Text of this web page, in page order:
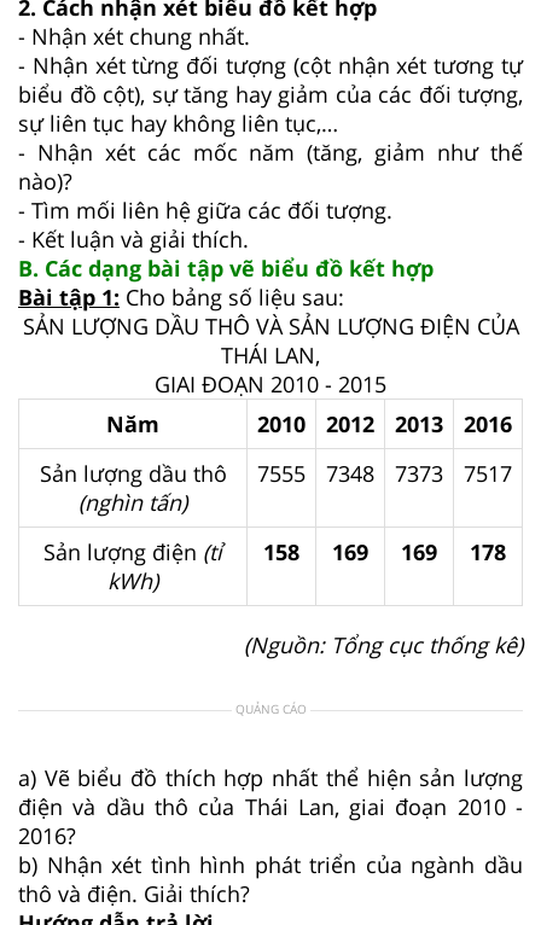
2. Cách nhận xét biểu đồ kết hợp
- Nhận xét chung nhất.
- Nhận xét từng đối tượng (cột nhận xét tương tự
biểu đồ cột), sự tăng hay giảm của các đối tượng,
sự liên tục hay không liên tục,…
- Nhận xét các mốc năm (tăng, giảm như thế
nào)?
- Tìm mối liên hệ giữa các đối tượng.
- Kết luận và giải thích.
B. Các dạng bài tập vẽ biểu đồ kết hợp
Bài tập 1: Cho bảng số liệu sau:
SẢN LƯỢNG DẦU THÔ VÀ SẢN LƯỢNG ĐIỆN CỦA
THÁI LAN,
GIAI ĐOẠN 2010 - 2015
Năm
2010 2012 2013
2016
Sản lượng dầu thô
(nghìn tấn)
7555 7348 7373 7517
Sản lượng điện (tỉ
kWh)
158 169 169 178
(Nguồn: Tổng cục thống kê)
QUẢNG CÁO
a) Vẽ biểu đồ thích hợp nhất thể hiện sản lượng
điện và dầu thô của Thái Lan, giai đoạn 2010 -
2016?
b) Nhận xét tình hình phát triển của ngành dầu
thô và điện. Giải thích?